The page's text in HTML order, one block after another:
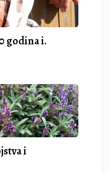
godina i.
i